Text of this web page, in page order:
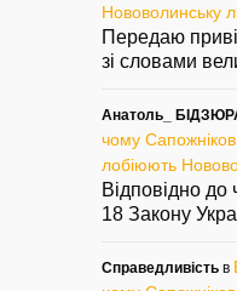
Нововолинську
Передаю
зі словами
Анатоль_
чому
лобіюють
Відповідно до
18 Закону Укра
Справедливість в